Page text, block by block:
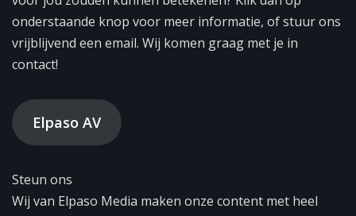
onderstaande knop voor meer informatie, of stuur ons
vrijblijvend een email. Wij komen graag met je in
contact!
Elpaso AV
Steun ons
Wij van Elpaso Media maken onze content met heel